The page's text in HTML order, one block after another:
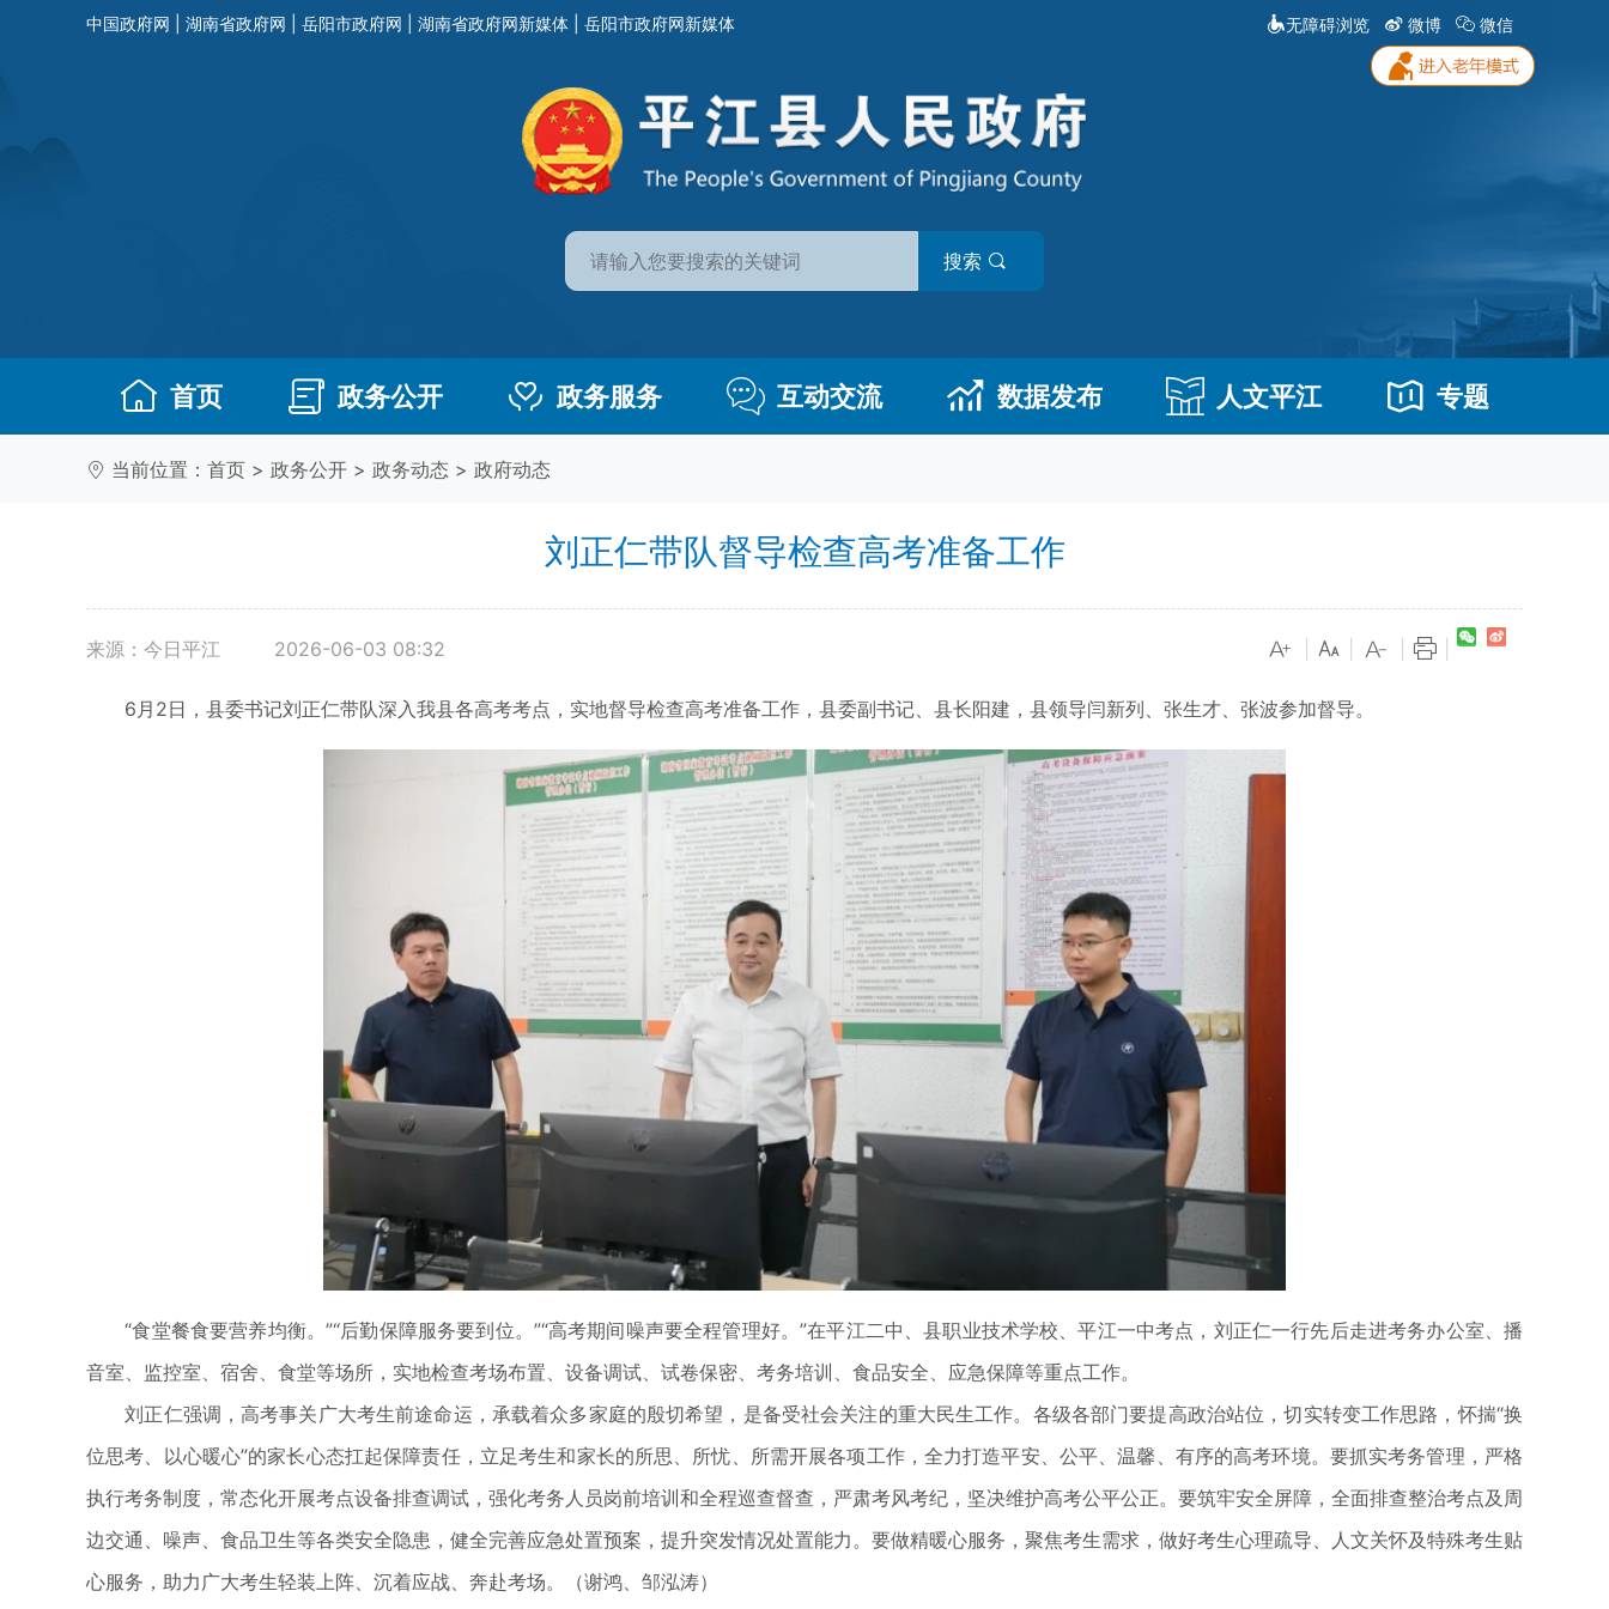
中国政府网 湖南省政府网 岳阳市政府网 湖南省政府网新媒体 岳阳市政府网新媒体 无障碍浏览 微博 微信
搜索
首页 政务公开 政务服务 互动交流 数据发布 人文平江 专题
当前位置： 首页 > 政务公开 > 政务动态 > 政府动态
刘正仁带队督导检查高考准备工作
来源：今日平江 2026-06-03 08:32
6月2日，县委书记刘正仁带队深入我县各高考考点，实地督导检查高考准备工作，县委副书记、县长阳建，县领导闫新列、张生才、张波参加督导。
“食堂餐食要营养均衡。”“后勤保障服务要到位。”“高考期间噪声要全程管理好。”在平江二中、县职业技术学校、平江一中考点，刘正仁一行先后走进考务办公室、播
音室、监控室、宿舍、食堂等场所，实地检查考场布置、设备调试、试卷保密、考务培训、食品安全、应急保障等重点工作。
刘正仁强调，高考事关广大考生前途命运，承载着众多家庭的殷切希望，是备受社会关注的重大民生工作。各级各部门要提高政治站位，切实转变工作思路，怀揣“换
位思考、以心暖心”的家长心态扛起保障责任，立足考生和家长的所思、所忧、所需开展各项工作，全力打造平安、公平、温馨、有序的高考环境。要抓实考务管理，严格
执行考务制度，常态化开展考点设备排查调试，强化考务人员岗前培训和全程巡查督查，严肃考风考纪，坚决维护高考公平公正。要筑牢安全屏障，全面排查整治考点及周
边交通、噪声、食品卫生等各类安全隐患，健全完善应急处置预案，提升突发情况处置能力。要做精暖心服务，聚焦考生需求，做好考生心理疏导、人文关怀及特殊考生贴
心服务，助力广大考生轻装上阵、沉着应战、奔赴考场。（谢鸿、邹泓涛）